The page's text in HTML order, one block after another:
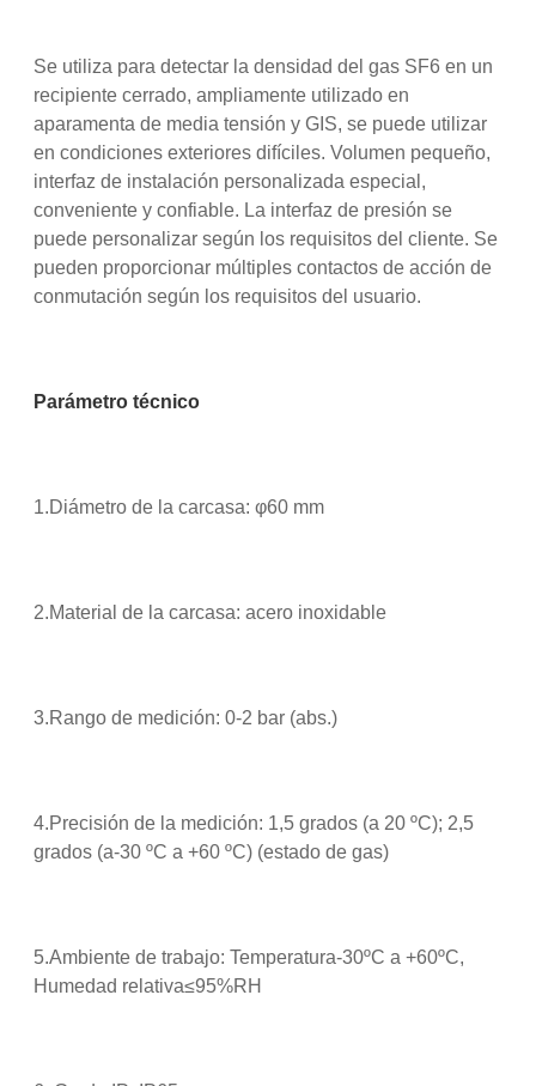
Se utiliza para detectar la densidad del gas SF6 en un
recipiente cerrado, ampliamente utilizado en
aparamenta de media tensión y GIS, se puede utilizar
en condiciones exteriores difíciles. Volumen pequeño,
interfaz de instalación personalizada especial,
conveniente y confiable. La interfaz de presión se
puede personalizar según los requisitos del cliente. Se
pueden proporcionar múltiples contactos de acción de
conmutación según los requisitos del usuario.
Parámetro técnico
1.Diámetro de la carcasa: φ60 mm
2.Material de la carcasa: acero inoxidable
3.Rango de medición: 0-2 bar (abs.)
4.Precisión de la medición: 1,5 grados (a 20 ºC); 2,5
grados (a-30 ºC a +60 ºC) (estado de gas)
5.Ambiente de trabajo: Temperatura-30ºC a +60ºC,
Humedad relativa≤95%RH